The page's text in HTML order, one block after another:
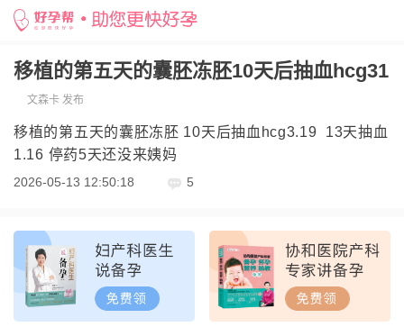
移植的第五天的囊胚冻胚10天后抽血hcg31
文森卡 发布
移植的第五天的囊胚冻胚 10天后抽血hcg3.19 13天抽血
1.16 停药5天还没来姨妈
2026-05-13 12:50:18 5